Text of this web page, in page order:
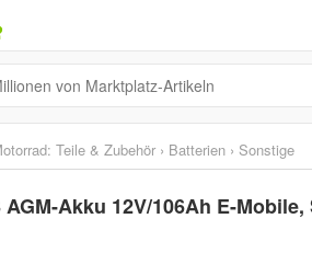
Teile & Zubehör › Batterien › Sonstige
AGM-Akku 12V/106Ah E-